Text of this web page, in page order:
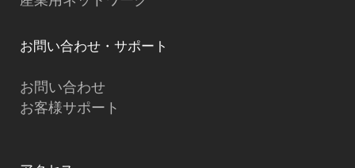
お問い合わせ・サポート
お問い合わせ
お客様サポート